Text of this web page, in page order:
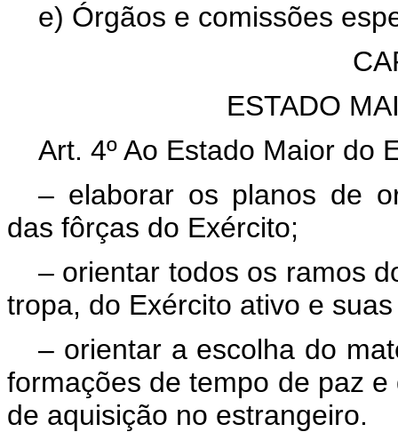
e) Órgãos e comissões
ESTADO
Art. 4º Ao Estado Maior do
– elaborar os planos de
das fôrças do Exército;
– orientar todos os ramos
tropa, do Exército ativo e
– orientar a escolha do
formações de tempo de paz
de aquisição no estrangeiro.